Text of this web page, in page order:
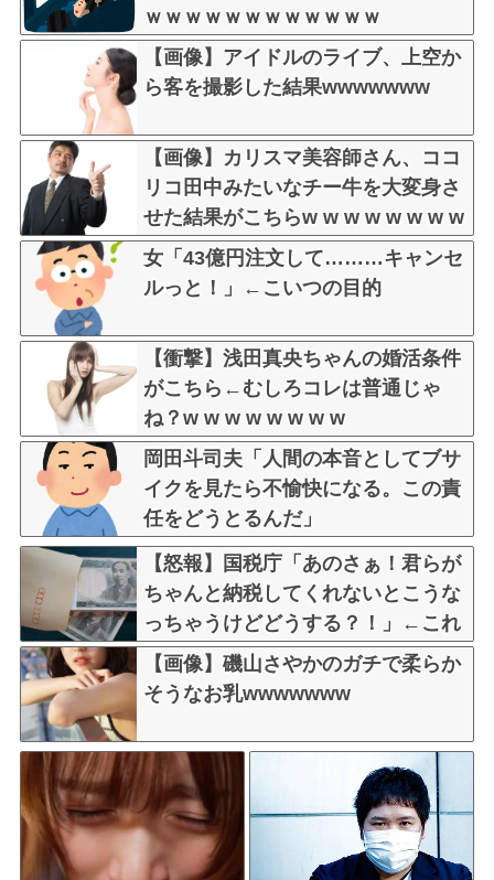
ｗｗｗｗｗｗｗｗｗｗｗｗ
【画像】アイドルのライブ、上空か
ら客を撮影した結果wwwwwww
【画像】カリスマ美容師さん、ココ
リコ田中みたいなチー牛を大変身さ
せた結果がこちらw w w w w w w w
w w w
女「43億円注文して………キャンセ
ルっと！」←こいつの目的
【衝撃】浅田真央ちゃんの婚活条件
がこちら←むしろコレは普通じゃ
ね？w w w w w w w w
岡田斗司夫「人間の本音としてブサ
イクを見たら不愉快になる。この責
任をどうとるんだ」
【怒報】国税庁「あのさぁ！君らが
ちゃんと納税してくれないとこうな
っちゃうけどどうする？！」←これ
w w w w w w w w
【画像】磯山さやかのガチで柔らか
そうなお乳wwwwwww